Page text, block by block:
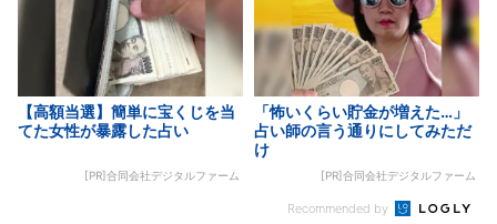
【高額当選】簡単に宝くじを当
てた女性が暴露した占い
[PR]合同会社デジタルファーム
「怖いくらい貯金が増えた…」
占い師の言う通りにしてみただ
け
[PR]合同会社デジタルファーム
Recommended by